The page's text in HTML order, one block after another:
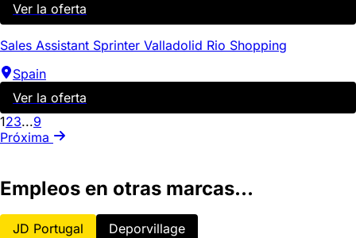
Ver la oferta
Sales Assistant Sprinter Valladolid Rio Shopping
Spain
Ver la oferta
123...9
Próxima
Empleos en otras marcas...
JD Portugal Deporvillage